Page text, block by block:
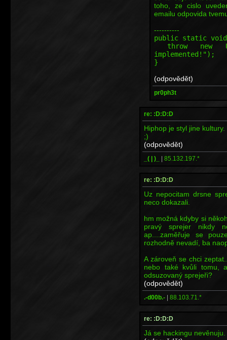
toho, ze cislo
emailu odpovida
----------
public static
throw new
implemented!");
}
(odpovědět)
pr0ph3t
re: :D:D:D
Hiphop je styl jine
;)
(odpovědět)
_( | )_ | 85.132.197.*
re: :D:D:D
Uz nepocitam drsne
neco dokazali.
hm možná kdyby si
pravý sprejer nikdy
ap....zaměřuje se
rozhodně nevadí, ba
A zároveň se chci
nebo také kvůli tomu,
odsuzovaný sprejeři?
(odpovědět)
.-d00b.- | 88.103.71.*
re: :D:D:D
Já se hackingu